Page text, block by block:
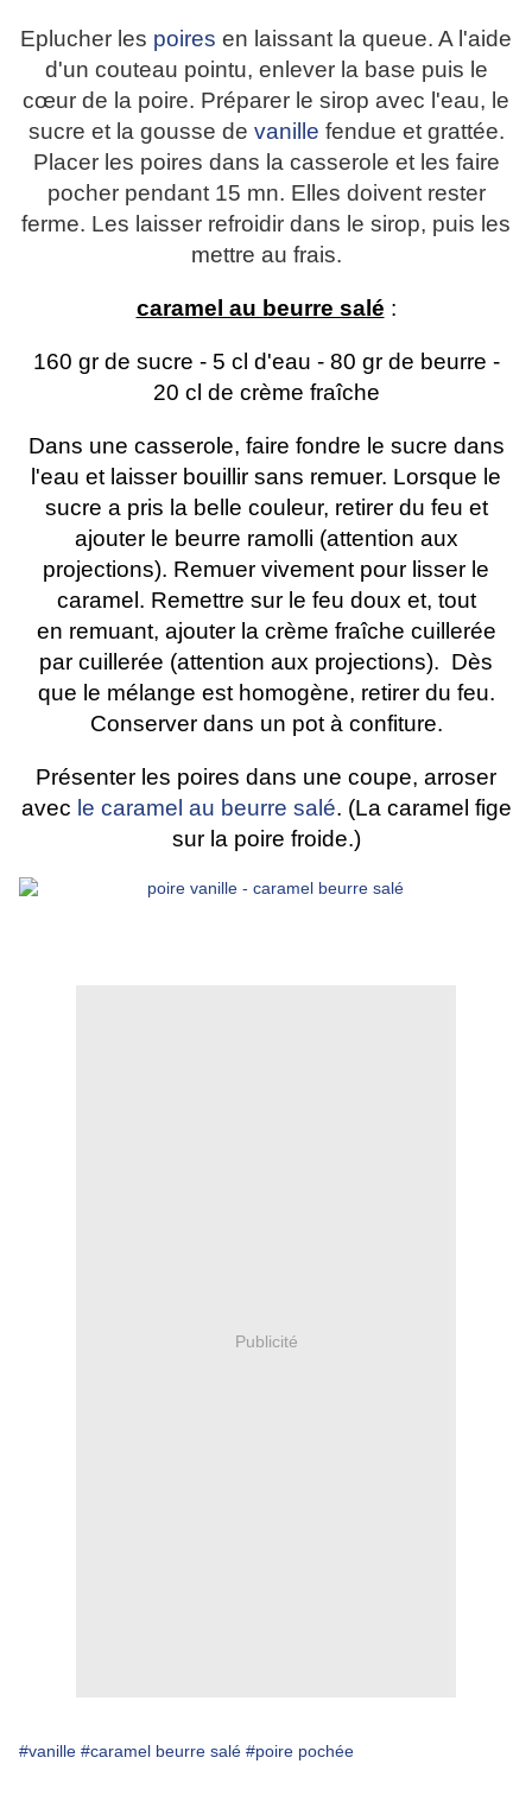
Eplucher les poires en laissant la queue. A l'aide
d'un couteau pointu, enlever la base puis le
cœur de la poire. Préparer le sirop avec l'eau, le
sucre et la gousse de vanille fendue et grattée.
Placer les poires dans la casserole et les faire
pocher pendant 15 mn. Elles doivent rester
ferme. Les laisser refroidir dans le sirop, puis les
mettre au frais.
caramel au beurre salé :
160 gr de sucre - 5 cl d'eau - 80 gr de beurre -
20 cl de crème fraîche
Dans une casserole, faire fondre le sucre dans
l'eau et laisser bouillir sans remuer. Lorsque le
sucre a pris la belle couleur, retirer du feu et
ajouter le beurre ramolli (attention aux
projections). Remuer vivement pour lisser le
caramel. Remettre sur le feu doux et, tout
en remuant, ajouter la crème fraîche cuillerée
par cuillerée (attention aux projections). Dès
que le mélange est homogène, retirer du feu.
Conserver dans un pot à confiture.
Présenter les poires dans une coupe, arroser
avec le caramel au beurre salé. (La caramel fige
sur la poire froide.)
Publicité
#vanille #caramel beurre salé #poire pochée